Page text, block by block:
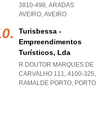
3810-498, ARADAS
AVEIRO, AVEIRO
Turisbessa -
Empreendimentos
Turísticos, Lda
R DOUTOR MARQUES DE
CARVALHO 111, 4100-325,
RAMALDE PORTO, PORTO